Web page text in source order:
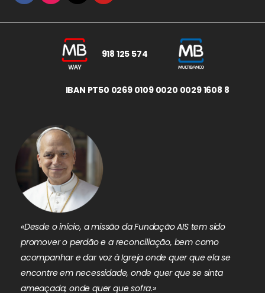
918 125 574
IBAN PT50 0269 0109 0020 0029 1608 8
«Desde o início, a missão da Fundação AIS tem sido
promover o perdão e a reconciliação, bem como
acompanhar e dar voz à Igreja onde quer que ela se
encontre em necessidade, onde quer que se sinta
ameaçada, onde quer que sofra.»